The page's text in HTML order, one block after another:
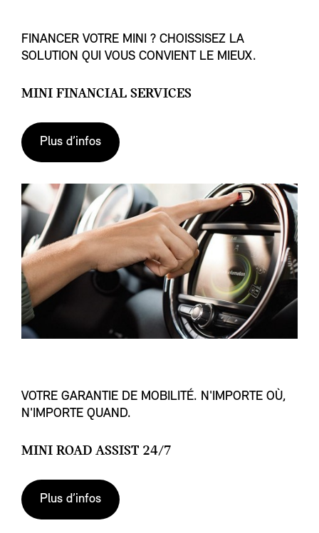
FINANCER VOTRE MINI ? CHOISSISEZ LA
SOLUTION QUI VOUS CONVIENT LE MIEUX.
MINI FINANCIAL SERVICES
Plus d’infos
VOTRE GARANTIE DE MOBILITÉ. N'IMPORTE OÙ,
N'IMPORTE QUAND.
MINI ROAD ASSIST 24/7
Plus d’infos